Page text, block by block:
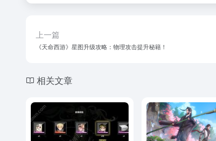
上一篇
《天命西游》星图升级攻略：物理攻击提升秘籍！
相关文章